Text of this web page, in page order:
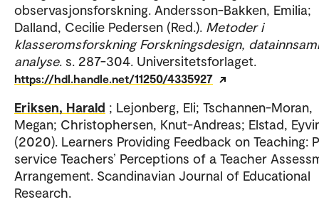
observasjonsforskning. Andersson-Bakken, Emilia;
Dalland, Cecilie Pedersen (Red.). Metoder i
klasseromsforskning Forskningsdesign,
analyse. s. 287-304. Universitetsforlaget.
https://hdl.handle.net/11250/4335927
Eriksen, Harald ; Lejonberg, Eli; Tschannen-Moran,
Megan; Christophersen, Knut-Andreas; Elstad,
(2020). Learners Providing Feedback on Teaching:
service Teachers’ Perceptions of a Teacher
Arrangement. Scandinavian Journal of Educational
Research.